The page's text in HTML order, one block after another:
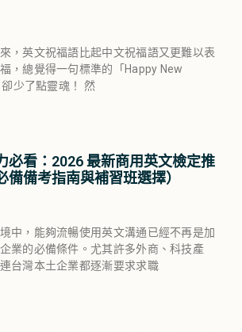
，英文祝福語比起中文祝福語又更難以表
，總覺得一句標準的「Happy New
少了點靈魂！ 然
必看：2026 最新商用英文檢定推
備備考指南與補習班選擇）
中，能夠流暢使用英文溝通已經不再是加
業的必備條件。尤其許多外商、科技產
台灣本土企業都逐漸要求求職